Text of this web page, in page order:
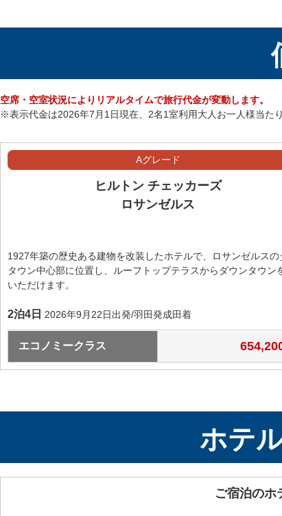
7月4日（土） 7月5日（日）
7月5日（日） 7月6日（月）
7月6日（月） 7月7日（火）
7月7日（火） 7月8日（水）
7月11日（土） 7月12日（日）
7月28日（火） 7月29日（水）
7月29日（水）
7月30日（木） 7月31日（金）
8月2日（日）
8月10日（月）
空席・空室状況によりリアルタイムで旅行代金が変動します。
※表示代金は2026年7月1日現在、2名1室利用大人お一人様当た
Aグレード
ヒルトン チェッカーズ
ロサンゼルス
1927年築の歴史ある建物を改装したホテルで、ロサンゼルスの
タウン中心部に位置し、ルーフトップテラスからダウンタウン
いただけます。
2泊4日 2026年9月22日出発/羽田発成田着
エコノミークラス
ホテ
ご宿泊の